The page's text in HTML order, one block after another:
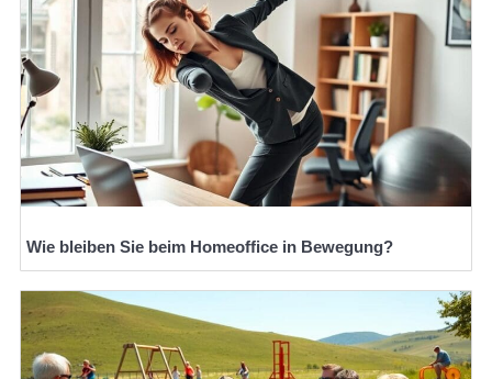
Wie bleiben Sie beim Homeoffice in Bewegung?